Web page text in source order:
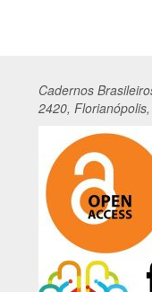
Cadernos Br
2420,